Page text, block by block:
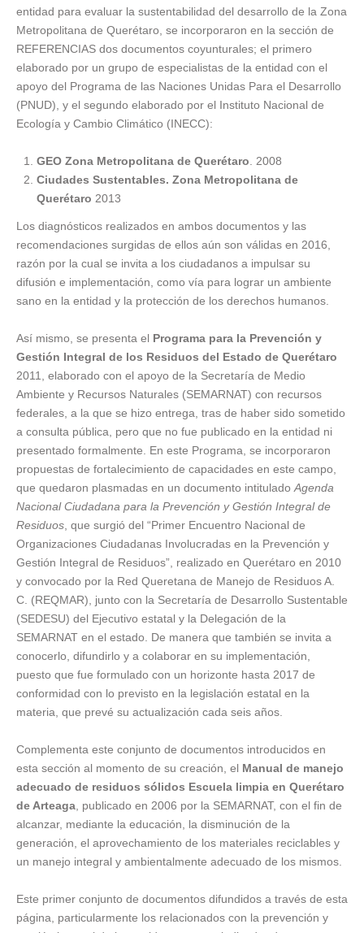
entidad para evaluar la sustentabilidad del desarrollo de la Zona
Metropolitana de Querétaro, se incorporaron en la sección de
REFERENCIAS dos documentos coyunturales; el primero
elaborado por un grupo de especialistas de la entidad con el
apoyo del Programa de las Naciones Unidas Para el Desarrollo
(PNUD), y el segundo elaborado por el Instituto Nacional de
Ecología y Cambio Climático (INECC):
GEO Zona Metropolitana de Querétaro . 2008
Ciudades Sustentables. Zona Metropolitana de
Querétaro 2013
Los diagnósticos realizados en ambos documentos y las
recomendaciones surgidas de ellos aún son válidas en 2016,
razón por la cual se invita a los ciudadanos a impulsar su
difusión e implementación, como vía para lograr un ambiente
sano en la entidad y la protección de los derechos humanos.
Así mismo, se presenta el Programa para la Prevención y
Gestión Integral de los Residuos del Estado de Querétaro
2011, elaborado con el apoyo de la Secretaría de Medio
Ambiente y Recursos Naturales (SEMARNAT) con recursos
federales, a la que se hizo entrega, tras de haber sido sometido
a consulta pública, pero que no fue publicado en la entidad ni
presentado formalmente. En este Programa, se incorporaron
propuestas de fortalecimiento de capacidades en este campo,
que quedaron plasmadas en un documento intitulado Agenda
Nacional Ciudadana para la Prevención y Gestión Integral de
Residuos , que surgió del “Primer Encuentro Nacional de
Organizaciones Ciudadanas Involucradas en la Prevención y
Gestión Integral de Residuos”, realizado en Querétaro en 2010
y convocado por la Red Queretana de Manejo de Residuos A.
C. (REQMAR), junto con la Secretaría de Desarrollo Sustentable
(SEDESU) del Ejecutivo estatal y la Delegación de la
SEMARNAT en el estado. De manera que también se invita a
conocerlo, difundirlo y a colaborar en su implementación,
puesto que fue formulado con un horizonte hasta 2017 de
conformidad con lo previsto en la legislación estatal en la
materia, que prevé su actualización cada seis años.
Complementa este conjunto de documentos introducidos en
esta sección al momento de su creación, el Manual de manejo
adecuado de residuos sólidos Escuela limpia en Querétaro
de Arteaga , publicado en 2006 por la SEMARNAT, con el fin de
alcanzar, mediante la educación, la disminución de la
generación, el aprovechamiento de los materiales reciclables y
un manejo integral y ambientalmente adecuado de los mismos.
Este primer conjunto de documentos difundidos a través de esta
página, particularmente los relacionados con la prevención y